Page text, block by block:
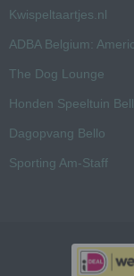
Kwispeltaartjes.nl
ADBA Belgium:
The Dog Lounge
Honden Speeltuin
Dagopvang Bello
Sporting Am-Staff